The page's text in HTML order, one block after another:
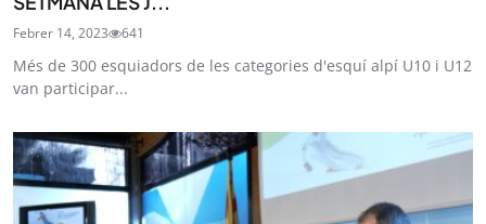
Febrer 14, 2023 641
Més de 300 esquiadors de les categories d'esquí alpí U10 i U12
van participar...